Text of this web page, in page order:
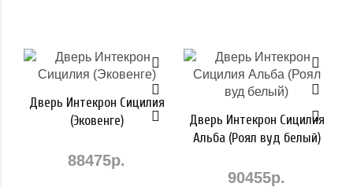
Дверь Интекрон Сицилия
(Эковенге)
88475р.
Дверь Интекрон Сицилия
Альба (Роял вуд белый)
90455р.